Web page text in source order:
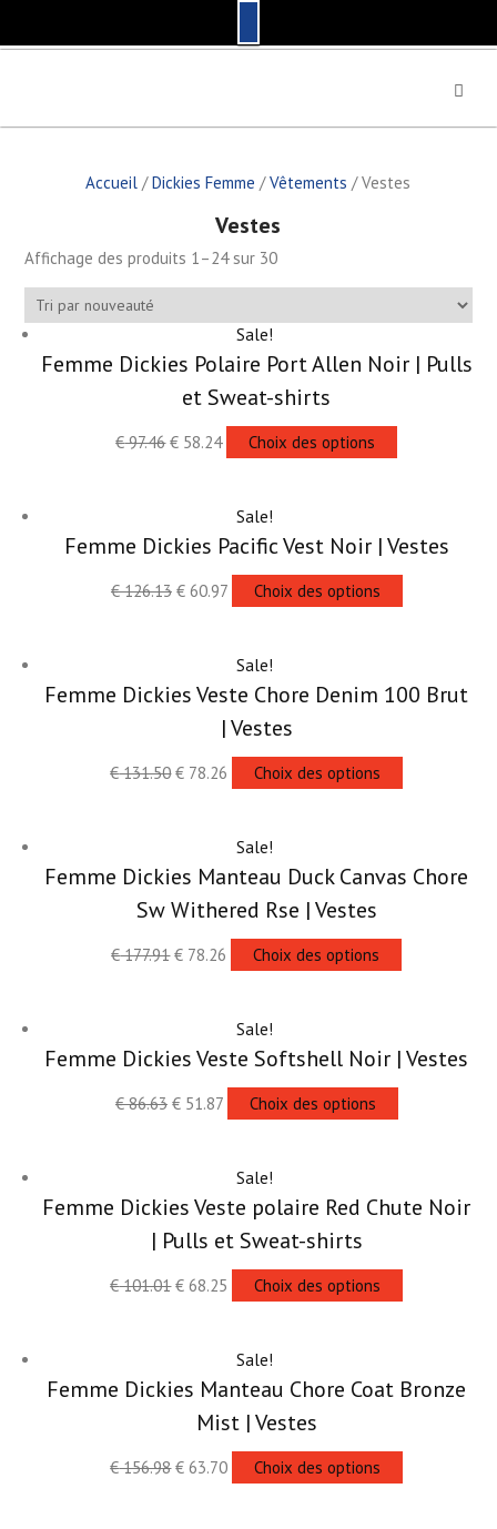
p
Accueil /Dickies Femme /Vêtements / Vestes
Vestes
Affichage des produits 1–24 sur 30
Sale!
Femme Dickies Polaire Port Allen Noir | Pulls
et Sweat-shirts
€97.46 € 58.24 Choix des options
Sale!
Femme Dickies Pacific Vest Noir | Vestes
€126.13 €60.97 Choix des options
Sale!
Femme Dickies Veste Chore Denim 100 Brut
| Vestes
€131.50 € 78.26 Choix des options
Sale!
Femme Dickies Manteau Duck Canvas Chore
Sw Withered Rse | Vestes
€177.91 € 78.26 Choix des options
Sale!
Femme Dickies Veste Softshell Noir | Vestes
€86.63 €51.87 Choix des options
Sale!
Femme Dickies Veste polaire Red Chute Noir
| Pulls et Sweat-shirts
€101.01 € 68.25 Choix des options
Sale!
Femme Dickies Manteau Chore Coat Bronze
Mist | Vestes
€156.98 € 63.70 Choix des options